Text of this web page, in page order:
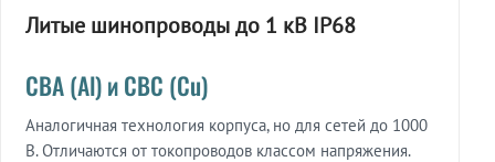
Литые шинопроводы до 1 кВ IP68
СВА (Al) и СВС (Cu)
Аналогичная технология корпуса, но для сетей до 1000
В. Отличаются от токопроводов классом напряжения.